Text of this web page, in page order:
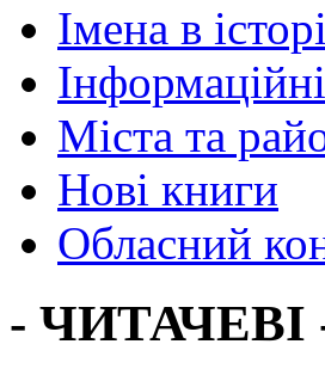
Імена в
Міста та
Нові книги
Обласний
- ЧИТАЧЕВІ